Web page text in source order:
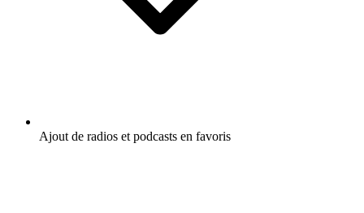
Ajout de radios et podcasts en favoris